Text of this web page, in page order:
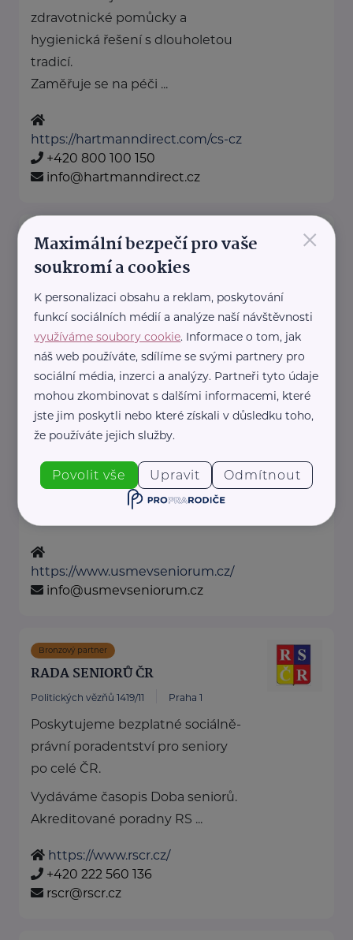
zdravotnické pomůcky a
hygienická řešení s dlouholetou
tradicí.
Zaměřuje se na péči ...
https://hartmanndirect.com/cs-cz
+420 800 100 150
info@hartmanndirect.cz
Ministerstvo zdravotnictví ČR
Palackého náměstí 375/4
+420 224 971 111
mzcr@mzcr.cz
Nadační fond Úsměv Seniorům
Harmonická 1384/13 Praha
nadační fond vznikl na základě
vlastní zkušeností.
https://www.usmevseniorum.cz/
info@usmevseniorum.cz
Bronzový partner
RADA SENIORŮ ČR
Politických vězňů 1419/11 Praha 1
Poskytujeme bezplatné sociálně-
právní poradentství pro seniory
po celé ČR.
Vydáváme časopis Doba seniorů.
Akreditované poradny RS ...
https://www.rscr.cz/
+420 222 560 136
rscr@rscr.cz
×
Maximální bezpečí pro vaše
soukromí a cookies
K personalizaci obsahu a reklam, poskytování
funkcí sociálních médií a analýze naší návštěvnosti
využíváme soubory cookie. Informace o tom, jak
náš web používáte, sdílíme se svými partnery pro
sociální média, inzerci a analýzy. Partneři tyto údaje
mohou zkombinovat s dalšími informacemi, které
jste jim poskytli nebo které získali v důsledku toho,
že používáte jejich služby.
Povolit vše Upravit Odmítnout